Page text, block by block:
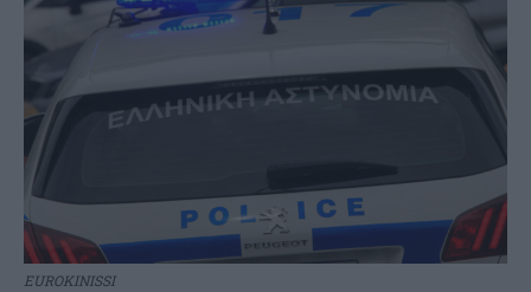
EUROKINISSI